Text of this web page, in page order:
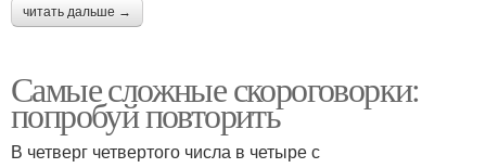
читать дальше →
Самые сложные скороговорки:
попробуй повторить
В четверг четвертого числа в четыре с